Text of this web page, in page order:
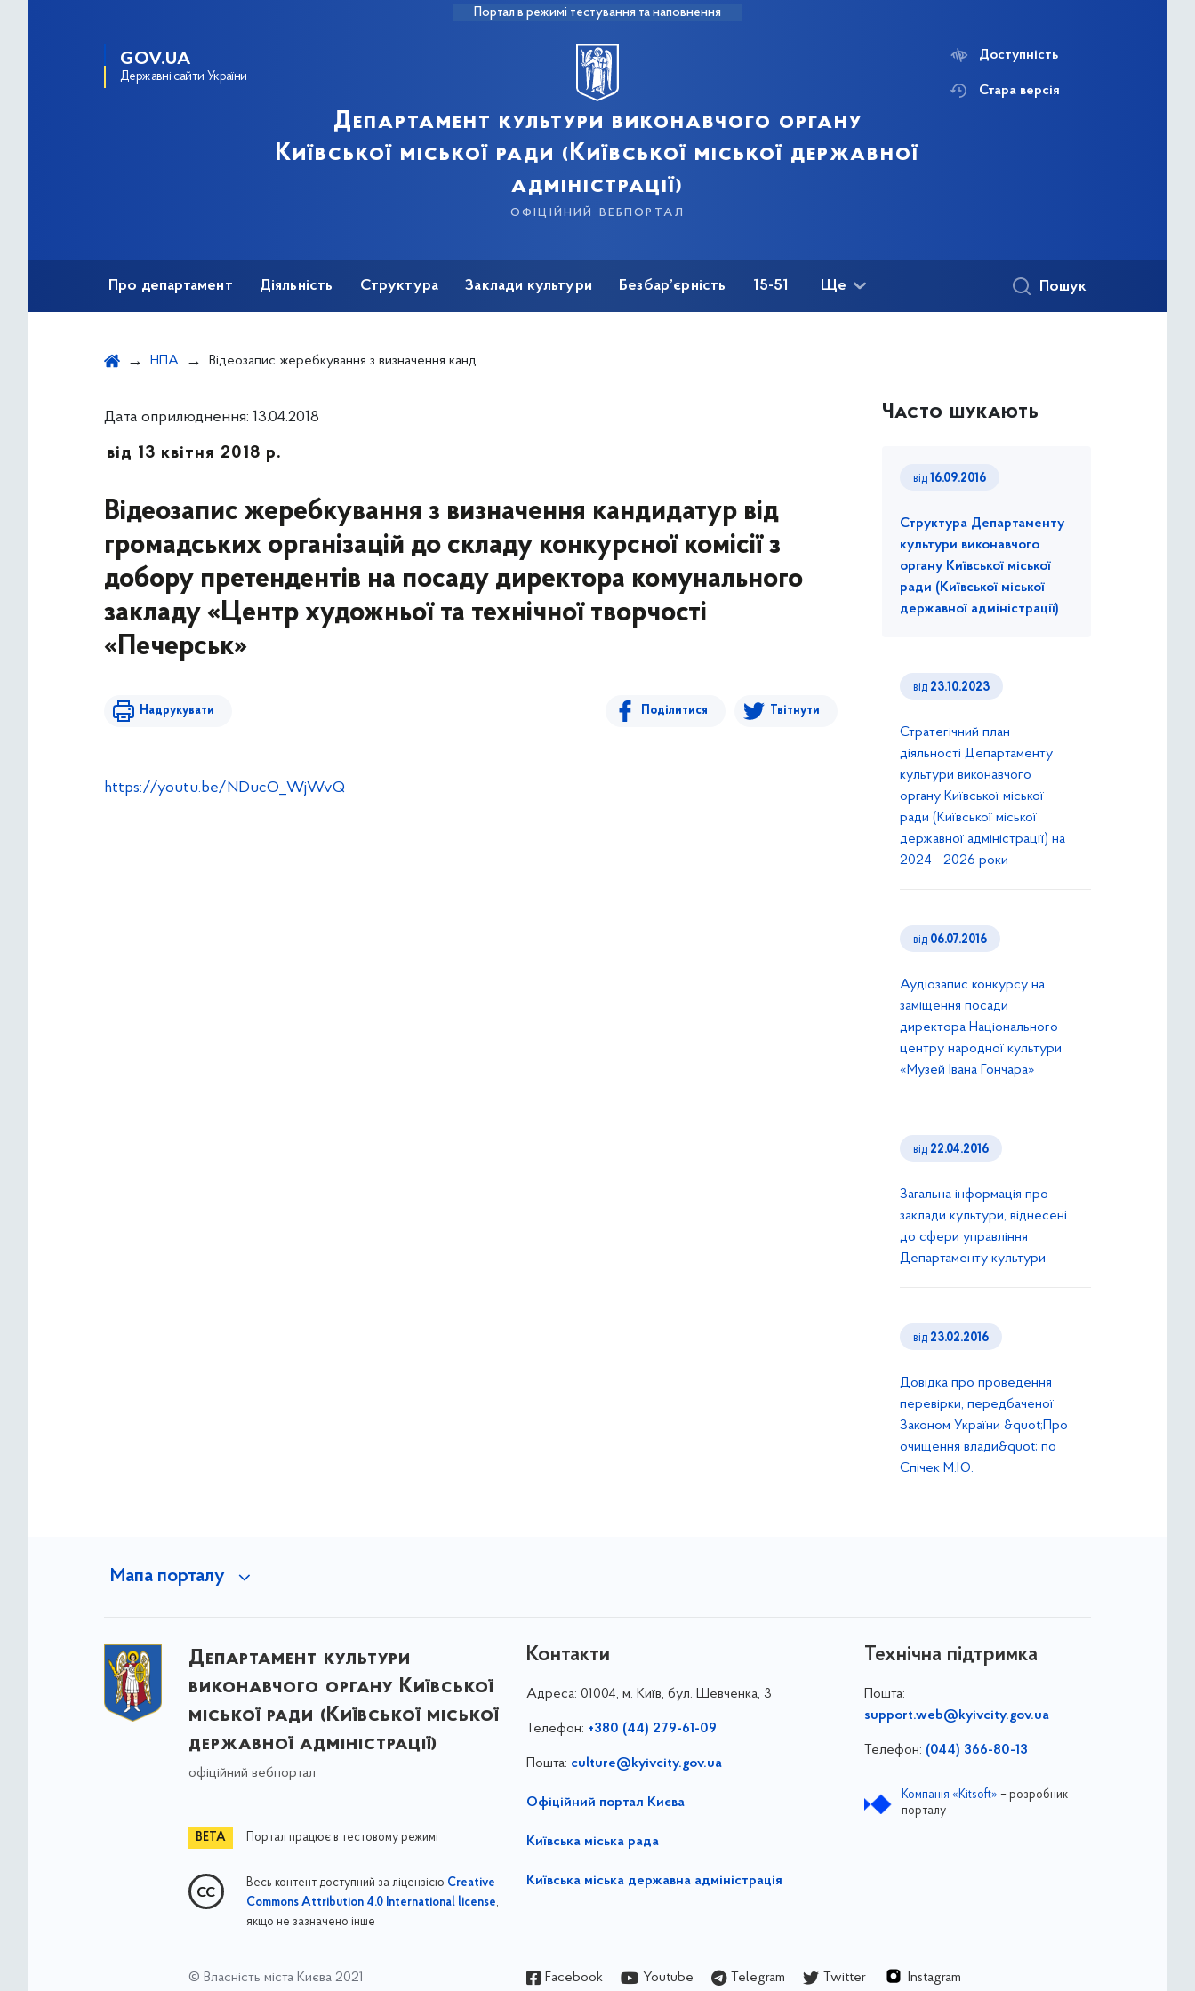
Портал в режимі тестування та наповнення
GOV.UA
Державні сайти України
Департамент культури виконавчого органу
Київської міської ради (Київської міської державної
адміністрації)
офіційний вебпортал
Доступність
Стара версія
Про департамент Діяльність Структура Заклади культури Безбар’єрність 15-51 Ще Пошук
НПА Відеозапис жеребкування з визначення кандидатур від громадських організацій до складу конкурсної комісії з добору претендентів на посаду директора комунального закладу «Центр художньої та технічної творчості «Печерськ»
Дата оприлюднення: 13.04.2018
від 13 квітня 2018 р.
Відеозапис жеребкування з визначення кандидатур від
громадських організацій до складу конкурсної комісії з
добору претендентів на посаду директора комунального
закладу «Центр художньої та технічної творчості
«Печерськ»
Надрукувати Поділитися Твітнути
https://youtu.be/NDucO_WjWvQ
Часто шукають
від 16.09.2016
Структура Департаменту
культури виконавчого
органу Київської міської
ради (Київської міської
державної адміністрації)
від 23.10.2023
Стратегічний план
діяльності Департаменту
культури виконавчого
органу Київської міської
ради (Київської міської
державної адміністрації) на
2024 - 2026 роки
від 06.07.2016
Аудіозапис конкурсу на
заміщення посади
директора Національного
центру народної культури
«Музей Івана Гончара»
від 22.04.2016
Загальна інформація про
заклади культури, віднесені
до сфери управління
Департаменту культури
від 23.02.2016
Довідка про проведення
перевірки, передбаченої
Законом України &quot;Про
очищення влади&quot; по
Спічек М.Ю.
Мапа порталу
Департамент культури
виконавчого органу Київської
міської ради (Київської міської
державної адміністрації)
офіційний вебпортал
Портал працює в тестовому режимі
Весь контент доступний за ліцензією Creative
Commons Attribution 4.0 International license,
якщо не зазначено інше
Контакти
Адреса: 01004, м. Київ, бул. Шевченка, 3
Телефон: +380 (44) 279-61-09
Пошта: culture@kyivcity.gov.ua
Офіційний портал Києва
Київська міська рада
Київська міська державна адміністрація
Технічна підтримка
Пошта:
support.web@kyivcity.gov.ua
Телефон: (044) 366-80-13
Компанія «Kitsoft» – розробник
порталу
© Власність міста Києва 2021 Facebook Youtube Telegram Twitter Instagram